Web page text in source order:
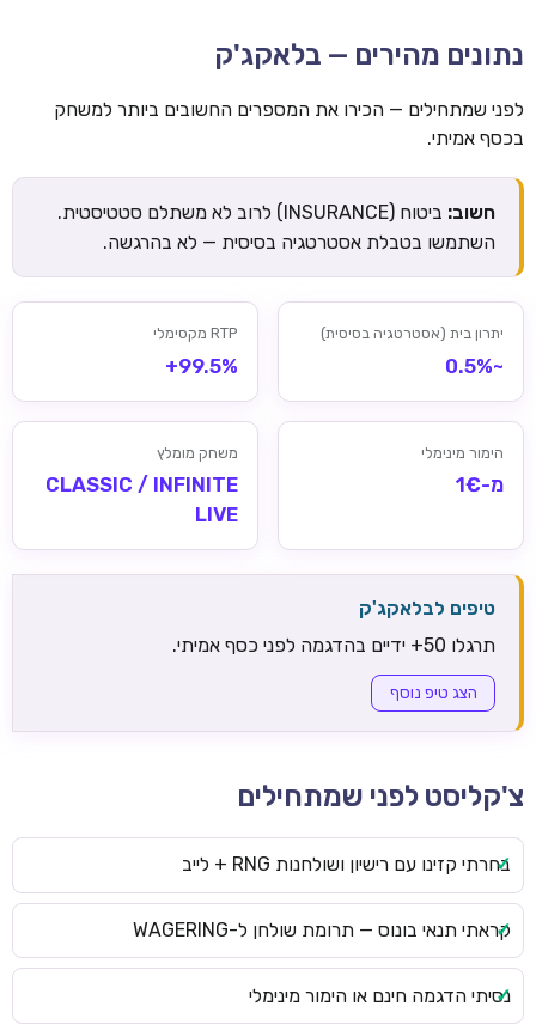
נתונים מהירים — בלאקג'ק
לפני שמתחילים — הכירו את המספרים החשובים ביותר למשחק
בכסף אמיתי.
חשוב:
ביטוח (INSURANCE) לרוב לא משתלם סטטיסטית.
השתמשו בטבלת אסטרטגיה בסיסית — לא בהרגשה.
יתרון בית (אסטרטגיה בסיסית)
~0.5%
RTP מקסימלי
99.5%+
הימור מינימלי
מ-1€
משחק מומלץ
CLASSIC / INFINITE
LIVE
טיפים לבלאקג'ק
תרגלו 50+ ידיים בהדגמה לפני כסף אמיתי.
הצג טיפ נוסף
צ'קליסט לפני שמתחילים
בחרתי קזינו עם רישיון ושולחנות RNG + לייב
קראתי תנאי בונוס — תרומת שולחן ל-WAGERING
נסיתי הדגמה חינם או הימור מינימלי